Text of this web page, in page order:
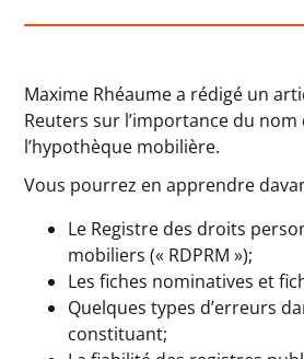
Maxime Rhéaume a rédigé un
Reuters sur l’importance du
l’hypothèque mobilière.
Vous pourrez en apprendre
Le Registre des droits
mobiliers (« RDPRM »);
Les fiches nominatives et
Quelques types d’erreurs
constituant;